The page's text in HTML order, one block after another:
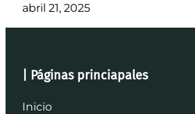
abril 21, 2025
| Páginas princiapales
Inicio